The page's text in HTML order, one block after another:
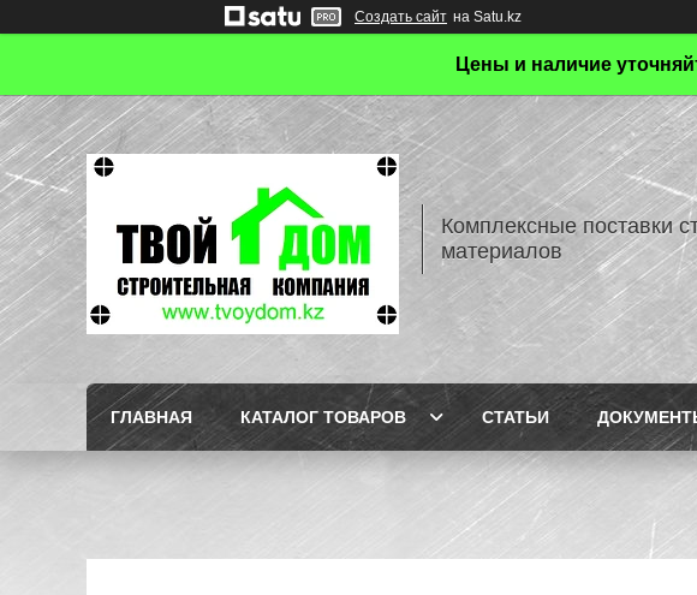
Создать сайт на Satu.kz
Цены и наличие
Комплексные поставки
материалов
ГЛАВНАЯ КАТАЛОГ ТОВАРОВ СТАТЬИ